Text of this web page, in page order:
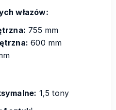
włazów:
755 mm
600 mm
1,5 tony